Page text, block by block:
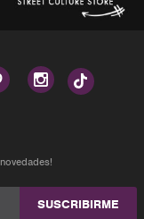

SUSCRIBIRME